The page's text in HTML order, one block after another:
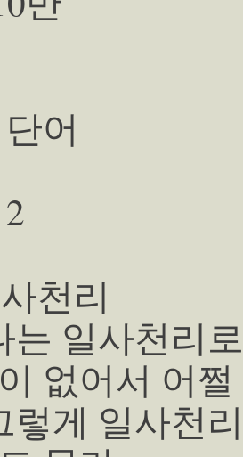
어
천리
는 일사천리
없어서 어
렇게 일사천